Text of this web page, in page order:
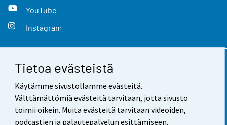
Tietoa evästeistä
Käytämme sivustollamme evästeitä.
Välttämättömiä evästeitä tarvitaan, jotta sivusto
toimii oikein. Muita evästeitä tarvitaan videoiden,
podcastien ja palautepalvelun esittämiseen.
YouTube
Instagram
Yhteystiedot
Palaute
Käyttöehdot